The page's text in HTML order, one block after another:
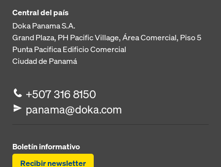
Central del país
Doka Panama S.A.
Grand Plaza, PH Pacific Village, Área Comercial, Piso 5
Punta PacificaEdificio Comercial
Ciudad de Panamá
+507 316 8150
panama@doka.com
Boletín informativo
Recibir newsletter